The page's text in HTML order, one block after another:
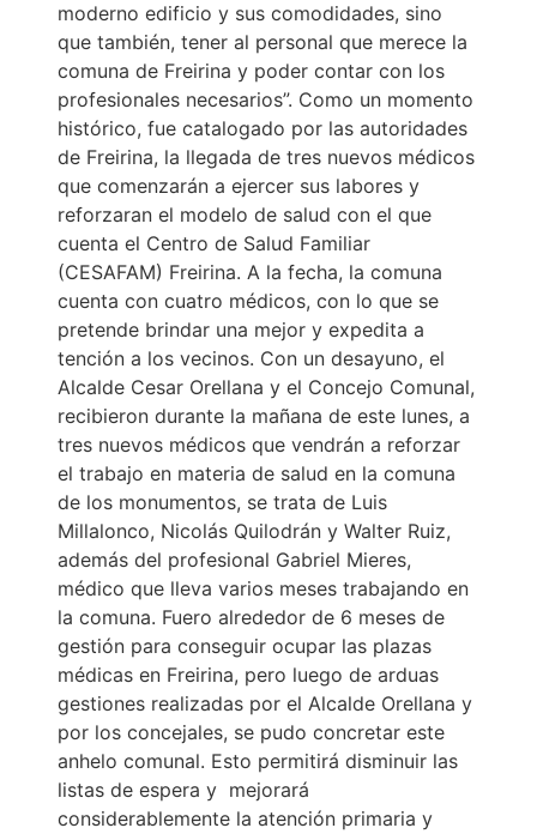
moderno edificio y sus comodidades, sino
que también, tener al personal que merece la
comuna de Freirina y poder contar con los
profesionales necesarios”. Como un momento
histórico, fue catalogado por las autoridades
de Freirina, la llegada de tres nuevos médicos
que comenzarán a ejercer sus labores y
reforzaran el modelo de salud con el que
cuenta el Centro de Salud Familiar
(CESAFAM) Freirina. A la fecha, la comuna
cuenta con cuatro médicos, con lo que se
pretende brindar una mejor y expedita a
tención a los vecinos. Con un desayuno, el
Alcalde Cesar Orellana y el Concejo Comunal,
recibieron durante la mañana de este lunes, a
tres nuevos médicos que vendrán a reforzar
el trabajo en materia de salud en la comuna
de los monumentos, se trata de Luis
Millalonco, Nicolás Quilodrán y Walter Ruiz,
además del profesional Gabriel Mieres,
médico que lleva varios meses trabajando en
la comuna. Fuero alrededor de 6 meses de
gestión para conseguir ocupar las plazas
médicas en Freirina, pero luego de arduas
gestiones realizadas por el Alcalde Orellana y
por los concejales, se pudo concretar este
anhelo comunal. Esto permitirá disminuir las
listas de espera y mejorará
considerablemente la atención primaria y